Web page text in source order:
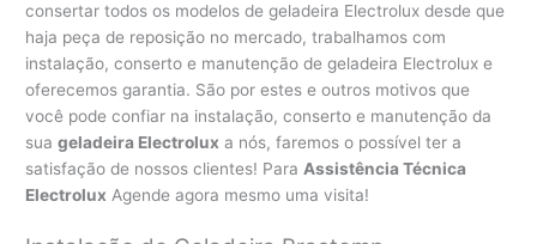
consertar todos os modelos de geladeira Electrolux desde que
haja peça de reposição no mercado, trabalhamos com
instalação, conserto e manutenção de geladeira Electrolux e
oferecemos garantia. São por estes e outros motivos que
você pode confiar na instalação, conserto e manutenção da
suageladeira Electrolux a nós, faremos o possível ter a
satisfação de nossos clientes! Para Assistência Técnica
Electrolux Agende agora mesmo uma visita!